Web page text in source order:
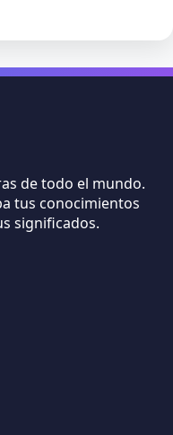
de todo el mundo.
tus conocimientos
significados.